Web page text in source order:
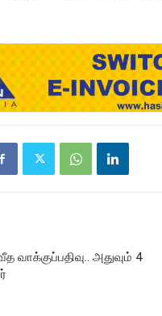
வாக்குப்பதிவு.. அதுவும் 4